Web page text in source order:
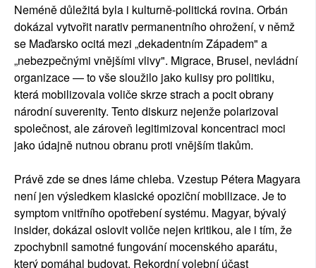
Neméně důležitá byla i kulturně-politická rovina. Orbán
dokázal vytvořit narativ permanentního ohrožení, v němž
se Maďarsko ocitá mezi „dekadentním Západem" a
„nebezpečnými vnějšími vlivy". Migrace, Brusel, nevládní
organizace — to vše sloužilo jako kulisy pro politiku,
která mobilizovala voliče skrze strach a pocit obrany
národní suverenity. Tento diskurz nejenže polarizoval
společnost, ale zároveň legitimizoval koncentraci moci
jako údajně nutnou obranu proti vnějším tlakům.
Právě zde se dnes láme chleba. Vzestup Pétera Magyara
není jen výsledkem klasické opoziční mobilizace. Je to
symptom vnitřního opotřebení systému. Magyar, bývalý
insider, dokázal oslovit voliče nejen kritikou, ale i tím, že
zpochybnil samotné fungování mocenského aparátu,
který pomáhal budovat. Rekordní volební účast